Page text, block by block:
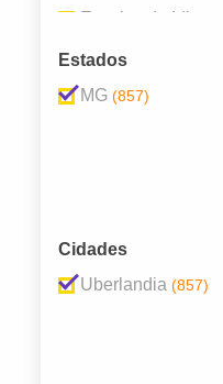
Escolas de Idioma
Escolas
Escolas Públicas
Estados
MG (857)
Cidades
Uberlandia (857)